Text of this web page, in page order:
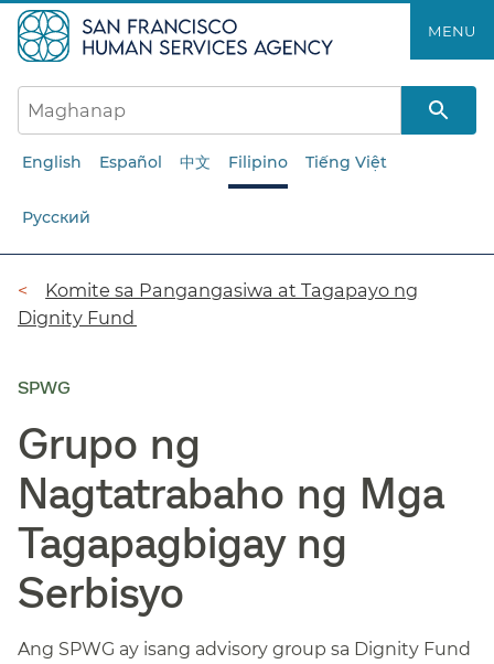
ang
pangunahing
nilalaman​​
MENU​​
English Español 中文 Filipino Tiếng Việt
Русский
Breadcrumb​​
Komite sa Pangangasiwa at Tagapayo ng
Dignity Fund​​
SPWG
Grupo ng
Nagtatrabaho ng Mga
Tagapagbigay ng
Serbisyo​​
Ang SPWG ay isang advisory group sa Dignity Fund